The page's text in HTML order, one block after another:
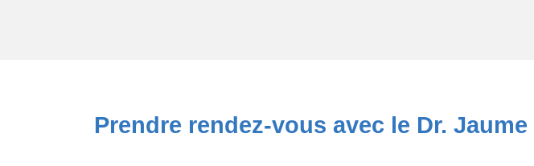
Prendre rendez-vous avec le Dr.